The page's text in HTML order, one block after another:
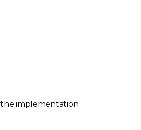
implementation